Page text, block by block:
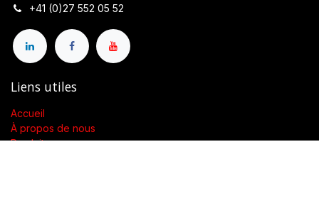
+41 (0)27 552 05 52
Liens utiles
Accueil
À propos de nous
Produits